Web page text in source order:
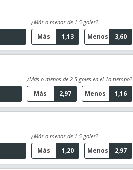
¿Más o menos de 1.5 goles?
1,13
Más 3,60
Menos
¿Más o menos de 2.5 goles en el 1o tiempo?
2,97
Más 1,16
Menos
¿Más o menos de 1.5 goles?
1,20
Más 2,97
Menos